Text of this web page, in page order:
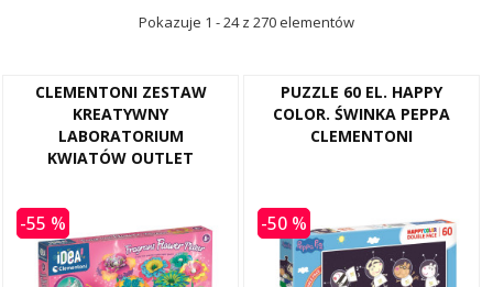
Pokazuje 1 - 24 z 270 elementów
CLEMENTONI ZESTAW
KREATYWNY
LABORATORIUM
KWIATÓW OUTLET
-55 %
PUZZLE 60 EL. HAPPY
COLOR. ŚWINKA PEPPA
CLEMENTONI
-50 %